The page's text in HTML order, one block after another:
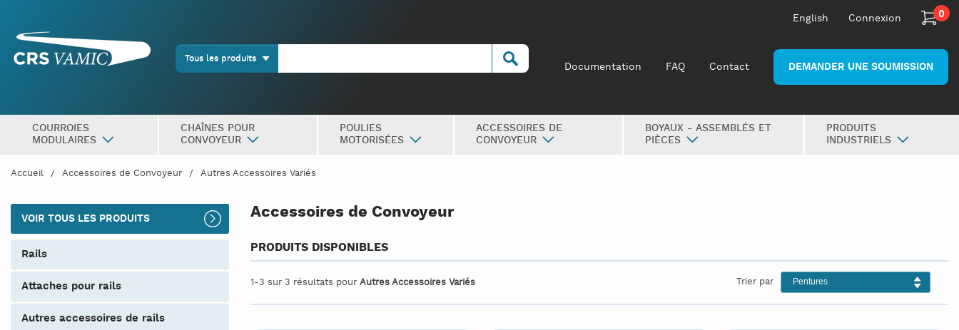
English Connexion 0
Documentation FAQ Contact DEMANDER UNE SOUMISSION
Tous les produits
COURROIES
MODULAIRES
CHAÎNES POUR
CONVOYEUR
POULIES
MOTORISÉES
ACCESSOIRES DE
CONVOYEUR
BOYAUX - ASSEMBLÉS ET
PIÈCES
PRODUITS
INDUSTRIELS
Accueil Accessoires de Convoyeur Autres Accessoires Variés
VOIR TOUS LES PRODUITS
rails
attaches pour rails
autres accessoires de rails
Accessoires de Convoyeur
PRODUITS DISPONIBLES
1-3 sur 3 résultats pour Autres Accessoires Variés Trier par Pentures